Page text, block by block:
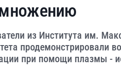
из Института им.
продемонстрировали
при помощи плазмы -